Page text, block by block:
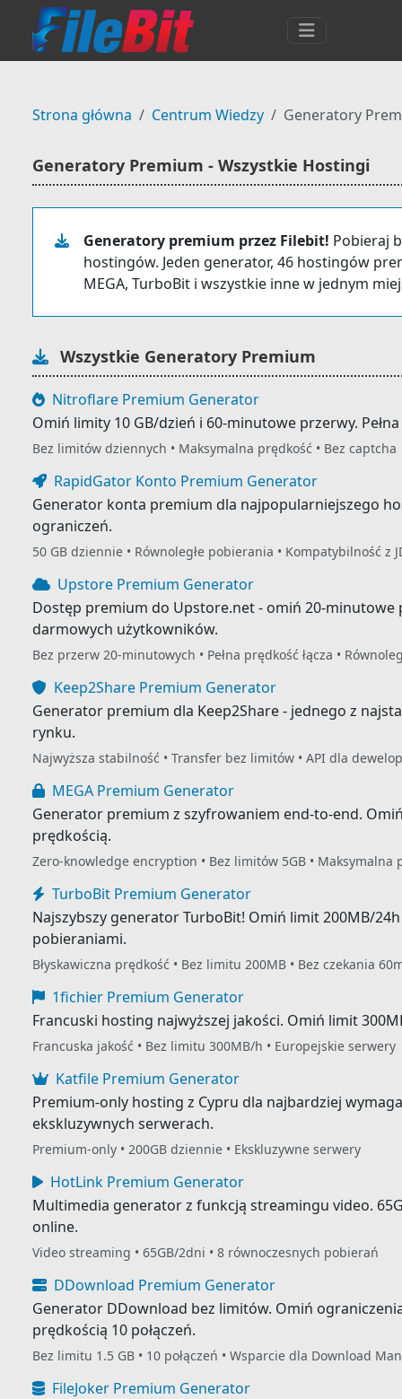
Strona główna Centrum Wiedzy Generatory
Generatory Premium - Wszystkie Hostingi
Generatory premium przez Filebit! Pobieraj
hostingów. Jeden generator, 46 hostingów
MEGA, TurboBit i wszystkie inne w jednym
Wszystkie Generatory Premium
Nitroflare Premium Generator
Omiń limity 10 GB/dzień i 60-minutowe przerwy.
Bez limitów dziennych • Maksymalna prędkość • Bez captcha
RapidGator Konto Premium Generator
Generator konta premium dla najpopularniejszego
ograniczeń.
50 GB dziennie • Równoległe pobierania • Kompatybilność z
Upstore Premium Generator
Dostęp premium do Upstore.net - omiń 20-
darmowych użytkowników.
Bez przerw 20-minutowych • Pełna prędkość łącza •
Keep2Share Premium Generator
Generator premium dla Keep2Share - jednego z
rynku.
Najwyższa stabilność • Transfer bez limitów • API dla
MEGA Premium Generator
Generator premium z szyfrowaniem end-to-end.
prędkością.
Zero-knowledge encryption • Bez limitów 5GB • Maksymalna
TurboBit Premium Generator
Najszybszy generator TurboBit! Omiń limit 200MB/
pobieraniami.
Błyskawiczna prędkość • Bez limitu 200MB • Bez czekania
1fichier Premium Generator
Francuski hosting najwyższej jakości. Omiń limit
Francuska jakość • Bez limitu 300MB/h • Europejskie serwery
Katfile Premium Generator
Premium-only hosting z Cypru dla najbardziej
ekskluzywnych serwerach.
Premium-only • 200GB dziennie • Ekskluzywne serwery
HotLink Premium Generator
Multimedia generator z funkcją streamingu video.
online.
Video streaming • 65GB/2dni • 8 równoczesnych pobierań
DDownload Premium Generator
Generator DDownload bez limitów. Omiń
prędkością 10 połączeń.
Bez limitu 1.5 GB • 10 połączeń • Wsparcie dla Download
FileJoker Premium Generator